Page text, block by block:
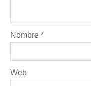
Nombre *
Web